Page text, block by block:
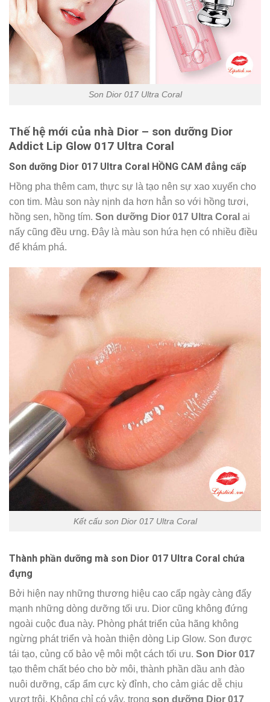
Son Dior 017 Ultra Coral
Thế hệ mới của nhà Dior – son dưỡng Dior
Addict Lip Glow 017 Ultra Coral
Son dưỡng Dior 017 Ultra Coral HỒNG CAM đẳng cấp
Hồng pha thêm cam, thực sự là tạo nên sự xao xuyến cho
con tim. Màu son này nịnh da hơn hẳn so với hồng tươi,
hồng sen, hồng tím. Son dưỡng Dior 017 Ultra Coral ai
nấy cũng đều ưng. Đây là màu son hứa hẹn có nhiều điều
để khám phá.
Kết cấu son Dior 017 Ultra Coral
Thành phần dưỡng mà son Dior 017 Ultra Coral chứa
đựng
Bởi hiện nay những thương hiệu cao cấp ngày càng đẩy
mạnh những dòng dưỡng tối ưu. Dior cũng không đứng
ngoài cuộc đua này. Phòng phát triển của hãng không
ngừng phát triển và hoàn thiện dòng Lip Glow. Son được
tái tạo, củng cố bảo vệ môi một cách tối ưu. Son Dior 017
tạo thêm chất béo cho bờ môi, thành phần dầu anh đào
nuôi dưỡng, cấp ẩm cực kỳ đỉnh, cho cảm giác dễ chịu
vượt trội. Không chỉ có vậy, trong son dưỡng Dior 017